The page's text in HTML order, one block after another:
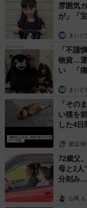
雰囲気
が」「
まいど
「不謹
物資…運
い 「痛
まいど
「その
い猫を
した4
渡辺 晴
72歳父
母と2人
分刻み…
山岡 も